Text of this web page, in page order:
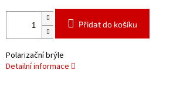
Přidat do košíku
Polarizační brýle
Detailní informace